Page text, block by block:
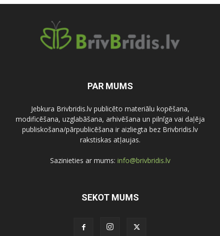
PAR MUMS
Jebkura Brivbridis.lv publicēto materiālu kopēšana,
modificēšana, uzglabāšana, arhivēšana un pilnīga vai daļēja
publiskošana/pārpublicēšana ir aizliegta bez Brivbridis.lv
rakstiskas atļaujas.
Sazinieties ar mums: info@brivbridis.lv
SEKOT MUMS